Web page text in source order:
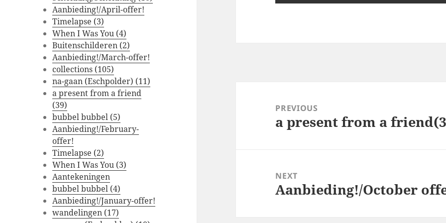
Aanbieding!/April-offer!
Timelapse (3)
When I Was You (4)
Buitenschilderen (2)
Aanbieding!/March-offer!
collections (105)
na-gaan (Eschpolder) (11)
a present from a friend
(39)
bubbel bubbel (5)
Aanbieding!/February-
offer!
Timelapse (2)
When I Was You (3)
Aantekeningen
bubbel bubbel (4)
Aanbieding!/January-offer!
wandelingen (17)
navigationPREVIOUS
Previous
a present from a
NEXT
Next
Aanbieding!/October